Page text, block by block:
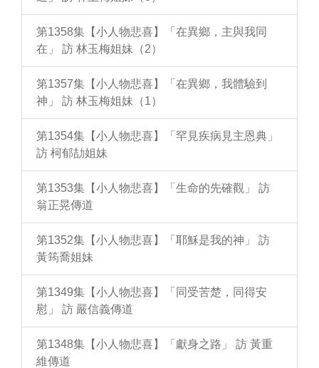
第1358集【小人物悲喜】「在異鄉，主與我同
在」 訪 林玉梅姐妹（2）
第1357集【小人物悲喜】「在異鄉，我體驗到
神」 訪 林玉梅姐妹（1）
第1354集【小人物悲喜】「罕見疾病見主恩典」
訪 柯郁劼姐妹
第1353集【小人物悲喜】「生命的先確觀」 訪
翁正晃傳道
第1352集【小人物悲喜】「耶穌是我的神」 訪
黃筠喬姐妹
第1349集【小人物悲喜】「同受苦楚，同得安
慰」 訪 嚴信義傳道
第1348集【小人物悲喜】「獻身之路」 訪 黃重
維傳道